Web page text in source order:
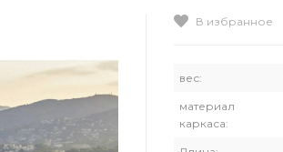
В избранное
вес:
материал
каркаса: